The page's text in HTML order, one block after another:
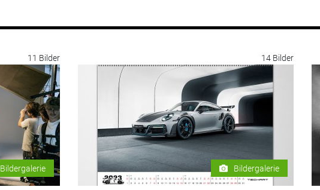
11 Bilder
Bildergalerie
14 Bilder
Bildergalerie